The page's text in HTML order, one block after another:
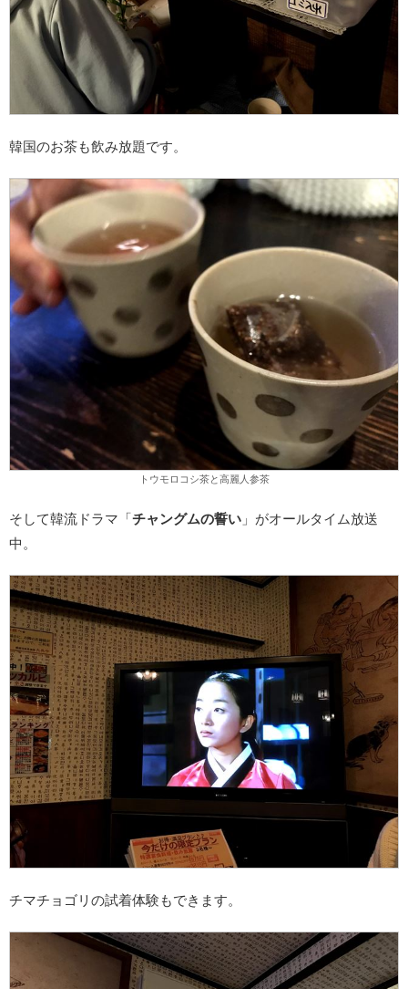
韓国のお茶も飲み放題です。
トウモロコシ茶と高麗人参茶
そして韓流ドラマ「チャングムの誓い 」がオールタイム放送
中。
チマチョゴリの試着体験もできます。